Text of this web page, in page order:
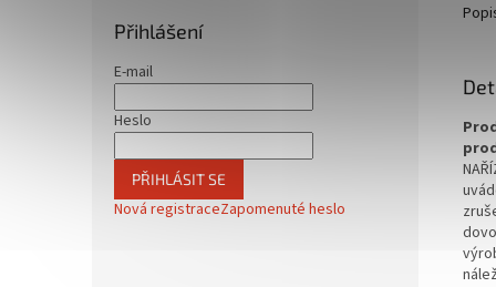
Přihlášení
E-mail
Heslo
PŘIHLÁSIT SE
Nová registraceZapomenuté heslo